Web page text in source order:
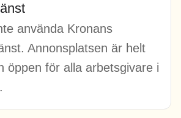
använda Kronans
Annonsplatsen är helt
öppen för alla arbetsgivare i